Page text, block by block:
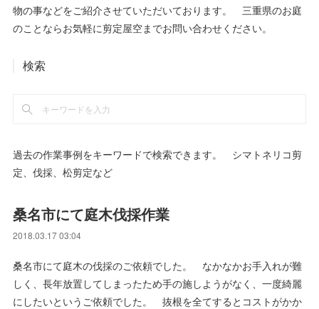
物の事などをご紹介させていただいております。 三重県のお庭
のことならお気軽に剪定屋空までお問い合わせください。
検索
過去の作業事例をキーワードで検索できます。 シマトネリコ剪
定、伐採、松剪定など
桑名市にて庭木伐採作業
2018.03.17 03:04
桑名市にて庭木の伐採のご依頼でした。 なかなかお手入れが難
しく、長年放置してしまったため手の施しようがなく、一度綺麗
にしたいというご依頼でした。 抜根を全てするとコストがかか